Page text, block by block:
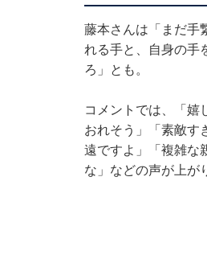
藤本さんは「まだ手
れる手と、自身の手
ろ」とも。
コメントでは、「
おれそう」「素敵す
遠ですよ」「複雑な
な」などの声が上が